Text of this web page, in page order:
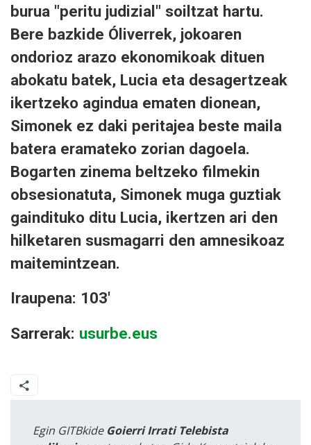
burua "peritu judizial" soiltzat hartu.
Bere bazkide Óliverrek, jokoaren
ondorioz arazo ekonomikoak dituen
abokatu batek, Lucia eta desagertzeak
ikertzeko agindua ematen dionean,
Simonek ez daki peritajea beste maila
batera eramateko zorian dagoela.
Bogarten zinema beltzeko filmekin
obsesionatuta, Simonek muga guztiak
gaindituko ditu Lucia, ikertzen ari den
hilketaren susmagarri den amnesikoaz
maitemintzean.
Iraupena: 103'
Sarrerak: usurbe.eus
Egin GITBkide Goierri Irrati Telebista